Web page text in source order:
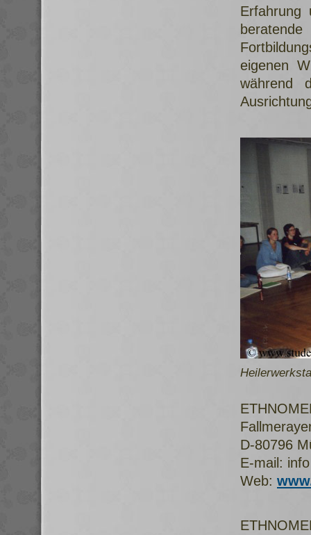
Erfahrung
eigenen
während
D-80796
E-mail:
Web: